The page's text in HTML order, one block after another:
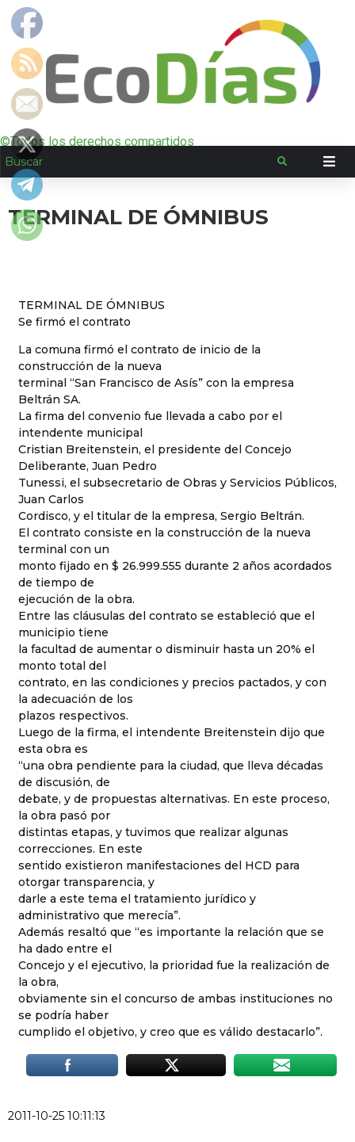
©Todos los derechos compartidos
TERMINAL DE ÓMNIBUS
TERMINAL DE ÓMNIBUS
Se firmó el contrato
La comuna firmó el contrato de inicio de la
construcción de la nueva
terminal “San Francisco de Asís” con la empresa
Beltrán SA.
La firma del convenio fue llevada a cabo por el
intendente municipal
Cristian Breitenstein, el presidente del Concejo
Deliberante, Juan Pedro
Tunessi, el subsecretario de Obras y Servicios Públicos,
Juan Carlos
Cordisco, y el titular de la empresa, Sergio Beltrán.
El contrato consiste en la construcción de la nueva
terminal con un
monto fijado en $ 26.999.555 durante 2 años acordados
de tiempo de
ejecución de la obra.
Entre las cláusulas del contrato se estableció que el
municipio tiene
la facultad de aumentar o disminuir hasta un 20% el
monto total del
contrato, en las condiciones y precios pactados, y con
la adecuación de los
plazos respectivos.
Luego de la firma, el intendente Breitenstein dijo que
esta obra es
“una obra pendiente para la ciudad, que lleva décadas
de discusión, de
debate, y de propuestas alternativas. En este proceso,
la obra pasó por
distintas etapas, y tuvimos que realizar algunas
correcciones. En este
sentido existieron manifestaciones del HCD para
otorgar transparencia, y
darle a este tema el tratamiento jurídico y
administrativo que merecía”.
Además resaltó que “es importante la relación que se
ha dado entre el
Concejo y el ejecutivo, la prioridad fue la realización de
la obra,
obviamente sin el concurso de ambas instituciones no
se podría haber
cumplido el objetivo, y creo que es válido destacarlo”.
2011-10-25 10:11:13